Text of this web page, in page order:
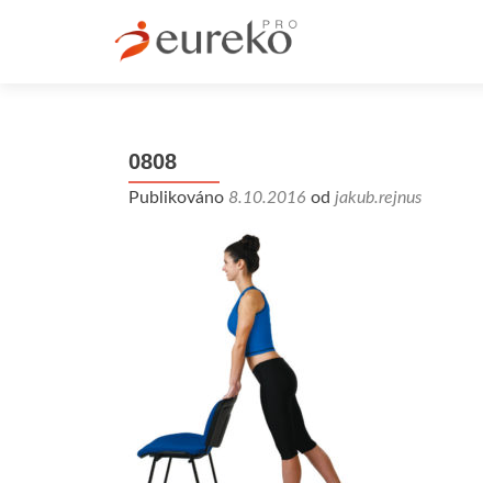
0808
Publikováno 8.10.2016 od jakub.rejnus